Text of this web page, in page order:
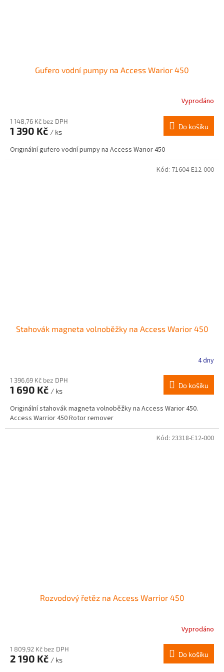
Gufero vodní pumpy na Access Warior 450
Vyprodáno
1 148,76 Kč bez DPH
1 390 Kč / ks
Do košíku
Originální gufero vodní pumpy na Access Warior 450
Stahovák magneta volnoběžky na Access Warior 450
4 dny
1 396,69 Kč bez DPH
1 690 Kč / ks
Do košíku
Originální stahovák magneta volnoběžky na Access Warior 450.
Access Warrior 450 Rotor remover
Kód: 71604-E12-000
Rozvodový řetěz na Access Warrior 450
Vyprodáno
1 809,92 Kč bez DPH
2 190 Kč / ks
Do košíku
Kód: 23318-E12-000